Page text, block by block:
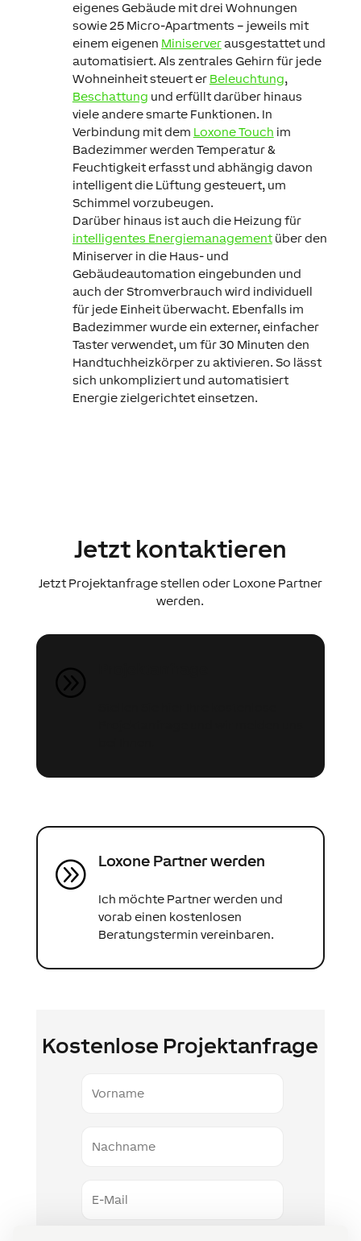
eigenes Gebäude mit drei Wohnungen
sowie 25 Micro-Apartments – jeweils mit
einem eigenen Miniserverausgestattet und
automatisiert. Als zentrales Gehirn für jede
Wohneinheit steuert er Beleuchtung,
Beschattung und erfüllt darüber hinaus
viele andere smarte Funktionen. In
Verbindung mit dem Loxone Touch im
Badezimmer werden Temperatur &
Feuchtigkeit erfasst und abhängig davon
intelligent die Lüftung gesteuert, um
Schimmel vorzubeugen.
Darüber hinaus ist auch die Heizung für
intelligentes Energiemanagementüber den
Miniserver in die Haus- und
Gebäudeautomation eingebunden und
auch der Stromverbrauch wird individuell
für jede Einheit überwacht. Ebenfalls im
Badezimmer wurde ein externer, einfacher
Taster verwendet, um für 30 Minuten den
Handtuchheizkörper zu aktivieren. So lässt
sich unkompliziert und automatisiert
Energie zielgerichtet einsetzen.
Jetzt kontaktieren
Jetzt Projektanfrage stellen oder Loxone Partner
werden.
A Loxone Partner werden
Ich möchte Partner werden und
vorab einen kostenlosen
Beratungstermin vereinbaren.
Kostenlose Projektanfrage
Mail